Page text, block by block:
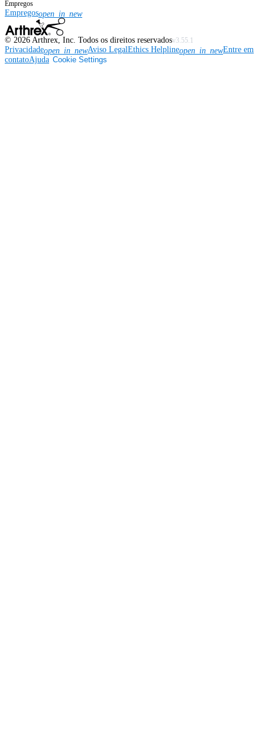
Empregos
Empregosopen_in_new
© 2026 Arthrex, Inc. Todos os direitos reservadosv3.55.1
Privacidadeopen_in_newAviso LegalEthics Helplineopen_in_newEntre em
contatoAjuda Cookie Settings